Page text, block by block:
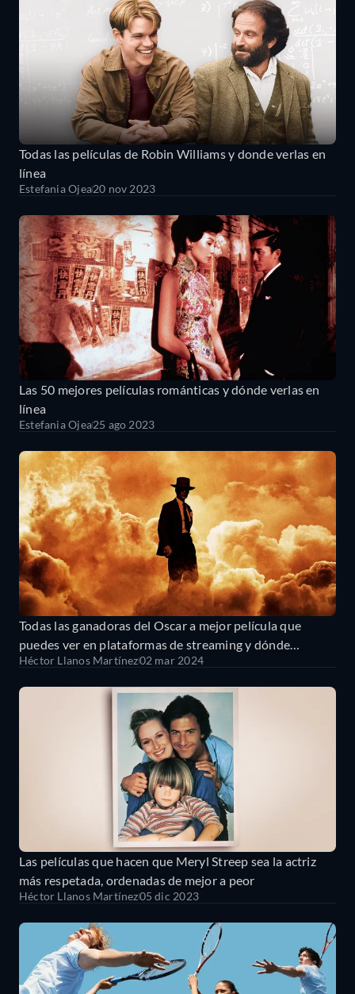
Todas las películas de Robin Williams y donde verlas en
línea
Estefania Ojea20 nov 2023
Las 50 mejores películas románticas y dónde verlas en
línea
Estefania Ojea25 ago 2023
Todas las ganadoras del Oscar a mejor película que
puedes ver en plataformas de streaming y dónde
encontrarlas
Héctor Llanos Martínez02 mar 2024
Las películas que hacen que Meryl Streep sea la actriz
más respetada, ordenadas de mejor a peor
Héctor Llanos Martínez05 dic 2023